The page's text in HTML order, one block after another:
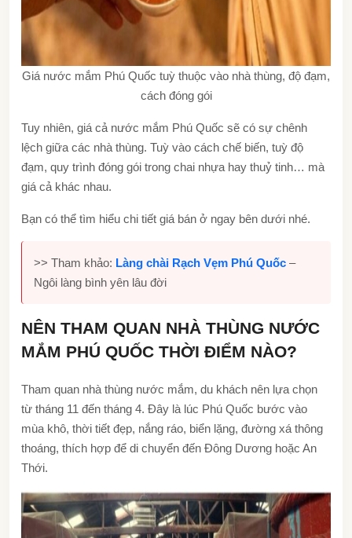
Giá nước mắm Phú Quốc tuỳ thuộc vào nhà thùng, độ đạm,
cách đóng gói
Tuy nhiên, giá cả nước mắm Phú Quốc sẽ có sự chênh
lệch giữa các nhà thùng. Tuỳ vào cách chế biến, tuỳ độ
đạm, quy trình đóng gói trong chai nhựa hay thuỷ tinh… mà
giá cả khác nhau.
Bạn có thể tìm hiểu chi tiết giá bán ở ngay bên dưới nhé.
>> Tham khảo: Làng chài Rạch Vẹm Phú Quốc –
Ngôi làng bình yên lâu đời
NÊN THAM QUAN NHÀ THÙNG NƯỚC
MẮM PHÚ QUỐC THỜI ĐIỂM NÀO?
Tham quan nhà thùng nước mắm, du khách nên lựa chọn
từ tháng 11 đến tháng 4. Đây là lúc Phú Quốc bước vào
mùa khô, thời tiết đẹp, nắng ráo, biển lặng, đường xá thông
thoáng, thích hợp để di chuyển đến Đông Dương hoặc An
Thới.